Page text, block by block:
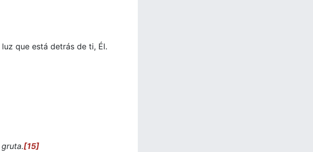
que está detrás de ti, Él.
[15]